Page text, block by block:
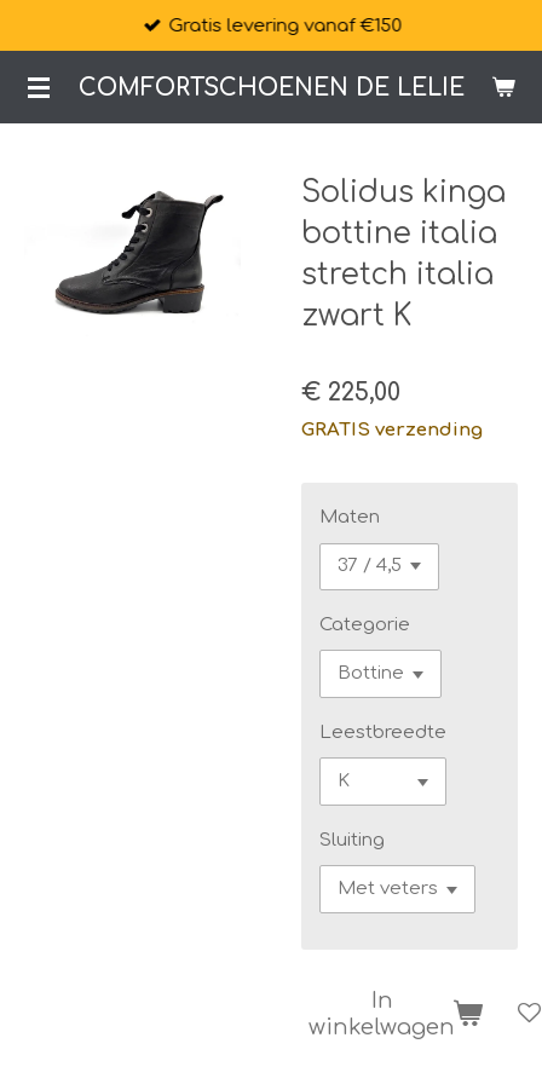
naar
de
COMFORTSCHOENEN DE LELIE
Gratis levering vanaf €150
Solidus kinga
bottine italia
stretch italia
zwart K
€ 225,00
GRATIS verzending
Maten
Categorie
Leestbreedte
Sluiting
In
winkelwagen